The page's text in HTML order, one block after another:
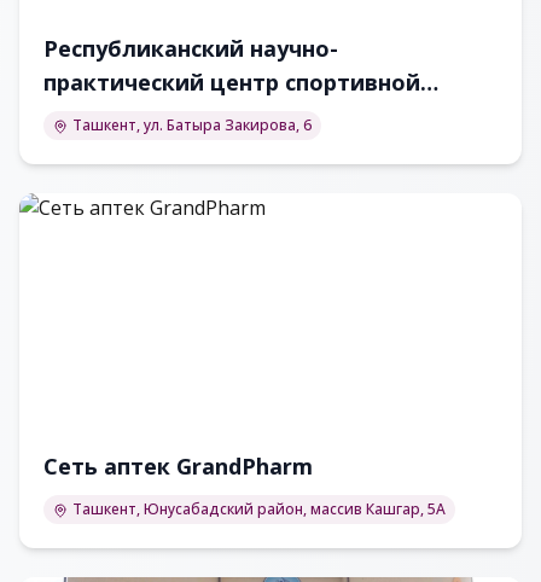
Республиканский научно-
практический центр спортивной
медицины
Ташкент, ул. Батыра Закирова, 6
Сеть аптек GrandPharm
Ташкент, Юнусабадский район, массив Кашгар, 5А